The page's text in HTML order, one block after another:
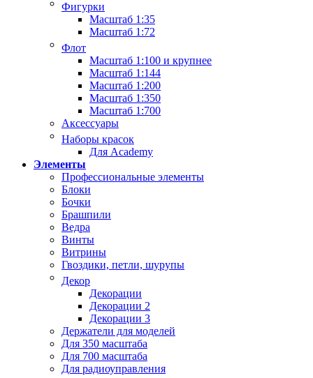
Фигурки
Масштаб 1:35
Масштаб 1:72
Флот
Масштаб 1:100 и крупнее
Масштаб 1:144
Масштаб 1:200
Масштаб 1:350
Масштаб 1:700
Аксессуары
Наборы красок
Для Academy
Элементы
Профессиональные элементы
Блоки
Бочки
Брашпили
Ведра
Винты
Витрины
Гвоздики, петли, шурупы
Декор
Декорации
Декорации 2
Декорации 3
Держатели для моделей
Для 350 масштаба
Для 700 масштаба
Для радиоуправления